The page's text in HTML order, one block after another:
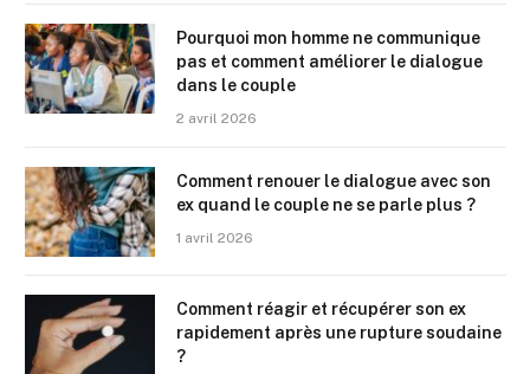
Pourquoi mon homme ne communique
pas et comment améliorer le dialogue
dans le couple
2 avril 2026
Comment renouer le dialogue avec son
ex quand le couple ne se parle plus ?
1 avril 2026
Comment réagir et récupérer son ex
rapidement après une rupture soudaine
?